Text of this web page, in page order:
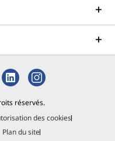
réservés.
des cookies
Plan du site